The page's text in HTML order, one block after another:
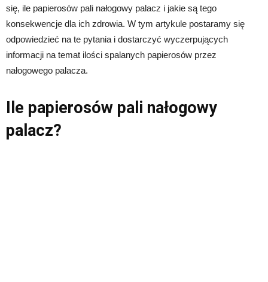
się, ile papierosów pali nałogowy palacz i jakie są tego
konsekwencje dla ich zdrowia. W tym artykule postaramy się
odpowiedzieć na te pytania i dostarczyć wyczerpujących
informacji na temat ilości spalanych papierosów przez
nałogowego palacza.
Ile papierosów pali nałogowy
palacz?